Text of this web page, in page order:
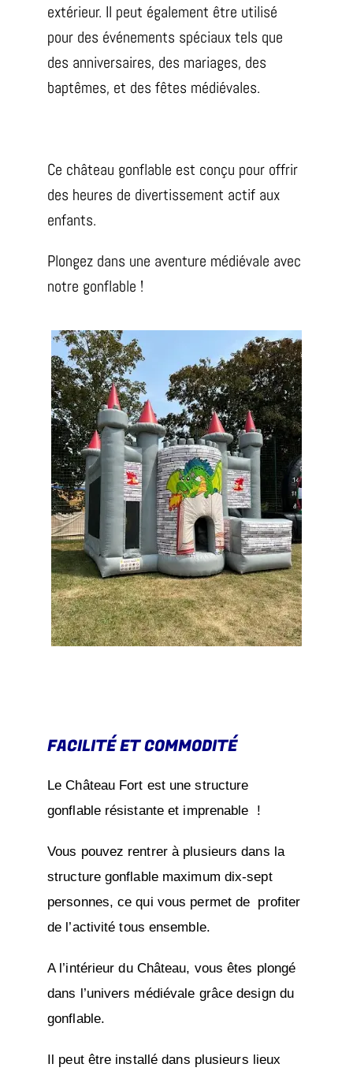
extérieur. Il peut également être utilisé
pour des événements spéciaux tels que
des anniversaires, des mariages, des
baptêmes, et des fêtes médiévales.
Ce château gonflable est conçu pour offrir
des heures de divertissement actif aux
enfants.
Plongez dans une aventure médiévale avec
notre gonflable !
FACILITÉ ET COMMODITÉ
Le Château Fort est une structure
gonflable résistante et imprenable !
Vous pouvez rentrer à plusieurs dans la
structure gonflable maximum dix-sept
personnes, ce qui vous permet de profiter
de l’activité tous ensemble.
A l’intérieur du Château, vous êtes plongé
dans l’univers médiévale grâce design du
gonflable.
Il peut être installé dans plusieurs lieux